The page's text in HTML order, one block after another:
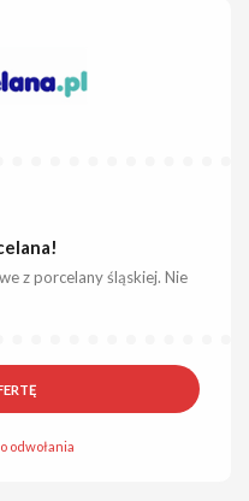
z porcelany śląskiej. Nie
odwołania